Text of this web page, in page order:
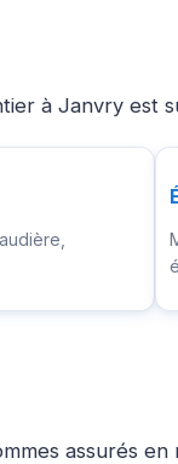
à Janvry
assurés